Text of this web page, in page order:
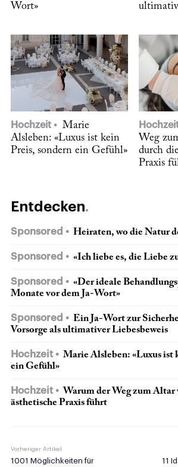
Wort»
Hochzeit
Marie
Alsleben: «Luxus ist kein
Preis, sondern ein Gefühl»
Weg
durch
Praxis
Entdecken
Sponsored Heiraten, wo die Natur
Sponsored «Ich liebe es, die Liebe
Sponsored
«Der ideale
Monate vor dem Ja-Wort»
Sponsored
Ein Ja-Wort zur
Vorsorge als ultimativer Liebesbeweis
Hochzeit
Marie Alsleben: «Luxus ist
ein Gefühl»
Hochzeit
Warum der Weg zum Altar
ästhetische Praxis führt
Vorheriger Artikel
1001 Möglichkeiten für
11